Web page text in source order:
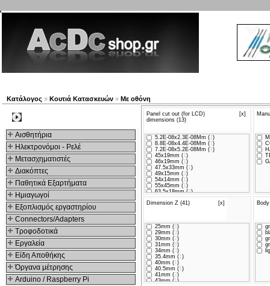
Κατάλογος » Κουτιά Κατασκευών » Με οθόνη
Αισθητήρια
Ηλεκτρονόμοι - Ρελέ
Μετασχηματιστές
Διακόπτες
Παθητικά Εξαρτήματα
Hμιαγωγοί
Εξοπλισμός εργαστηρίου
Connectors/Adapters
Τροφοδοτικά
Εργαλεία
Είδη Αποθήκης
Όργανα μέτρησης
Arduino / Raspberry Pi
Panel cut out (for LCD)
dimensions (13)
[x]
5.2E-08x2.3E-08Mm (1)
8.8E-08x4.4E-08Mm (1)
7.2E-08x5.2E-08Mm (1)
45x19mm (1)
46x19mm (1)
47.5x33mm (1)
49x15mm (2)
54x14mm (1)
55x45mm (1)
63.5x18mm (2)
72x37.5mm (1)
Dimension Z (41) [x]
25mm (6)
29mm (3 )
30mm (2)
31mm (6)
34mm (3 )
35.4mm (1)
40mm (1)
40.5mm (1)
41mm (2)
43mm (1)